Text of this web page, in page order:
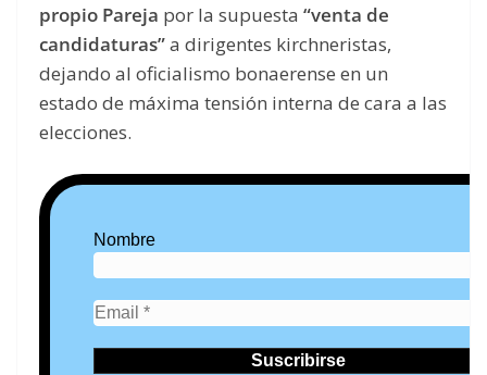
propio Pareja por la supuesta “venta de
candidaturas”a dirigentes kirchneristas,
dejando al oficialismo bonaerense en un
estado de máxima tensión interna de cara a las
elecciones.
Nombre